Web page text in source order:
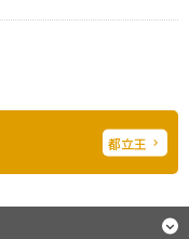
都立王